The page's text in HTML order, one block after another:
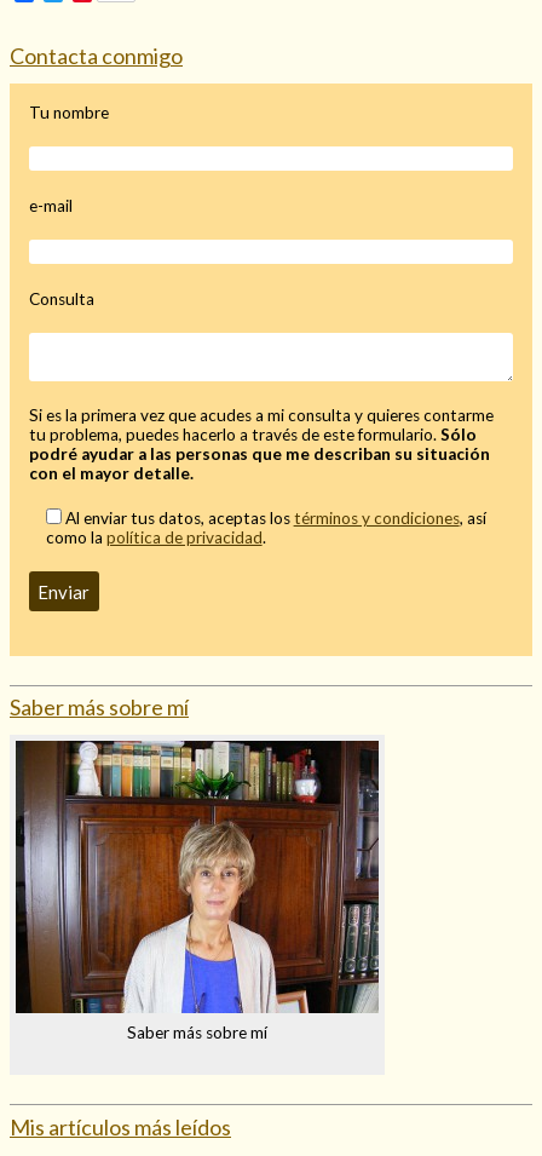
Cartomancia
Cómo recuperar a mi ex
(190)
Endulzamiento(112)
Hechizo de amor (593)
Oraciones(3)
Rituales(72)
Tarot online
Mis libros favoritos
Mi Blog
¿Qué es el tarot?
Contacta conmigo
Tu nombre
e-mail
Consulta
Si es la primera vez que acudes a mi consulta y quieres contarme
tu problema, puedes hacerlo a través de este formulario.Sólo
podré ayudar a las personas que me describan su situación
con el mayor detalle.
Al enviar tus datos, aceptas lostérminos y condiciones, así
como la política de privacidad.
Saber más sobre mí
Saber más sobre mí
Mis artículos más leídos